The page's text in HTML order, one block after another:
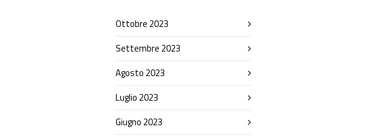
Ottobre 2023
Settembre 2023
Agosto 2023
Luglio 2023
Giugno 2023